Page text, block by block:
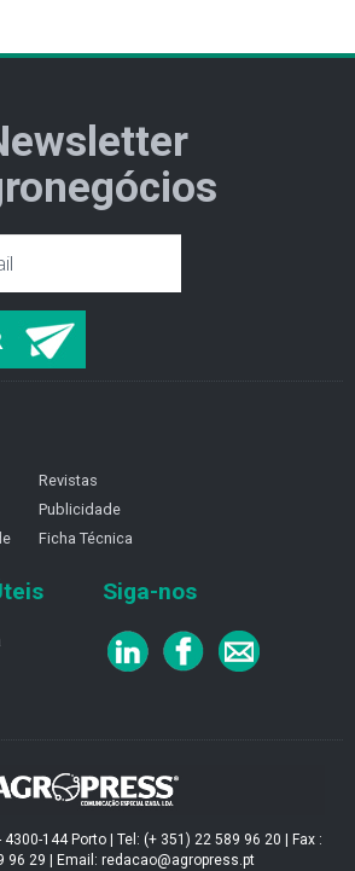
Revistas
Publicidade
Ficha Técnica
Siga-nos
144 Porto | Tel: (+ 351) 22 589 96 20 | Fax :
96 29 | Email: redacao@agropress.pt